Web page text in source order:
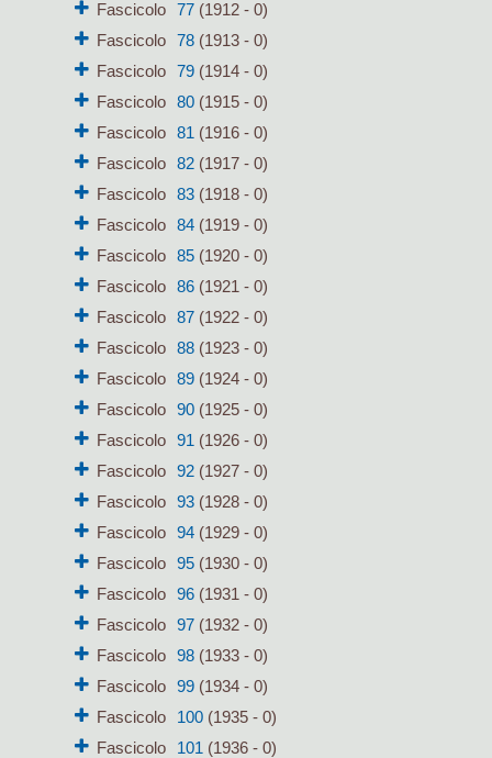
Fascicolo
77(1912 - 0)
Fascicolo
78(1913 - 0)
Fascicolo
79(1914 - 0)
Fascicolo
80(1915 - 0)
Fascicolo
81 (1916 - 0)
Fascicolo
82(1917 - 0)
Fascicolo
83(1918 - 0)
Fascicolo
84(1919 - 0)
Fascicolo
85(1920 - 0)
Fascicolo
86(1921 - 0)
Fascicolo
87(1922 - 0)
Fascicolo
88(1923 - 0)
Fascicolo
89(1924 - 0)
Fascicolo
90(1925 - 0)
Fascicolo
91 (1926 - 0)
Fascicolo
92(1927 - 0)
Fascicolo
93(1928 - 0)
Fascicolo
94(1929 - 0)
Fascicolo
95(1930 - 0)
Fascicolo
96(1931 - 0)
Fascicolo
97(1932 - 0)
Fascicolo
98(1933 - 0)
Fascicolo
99(1934 - 0)
Fascicolo
100(1935 - 0)
Fascicolo
101 (1936 - 0)